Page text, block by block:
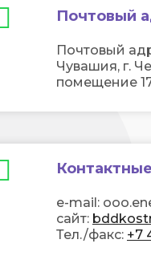
Почтовый
Почтовый
Чувашия, г.
помещение
e-mail:
сайт:
Тел./факс: +7